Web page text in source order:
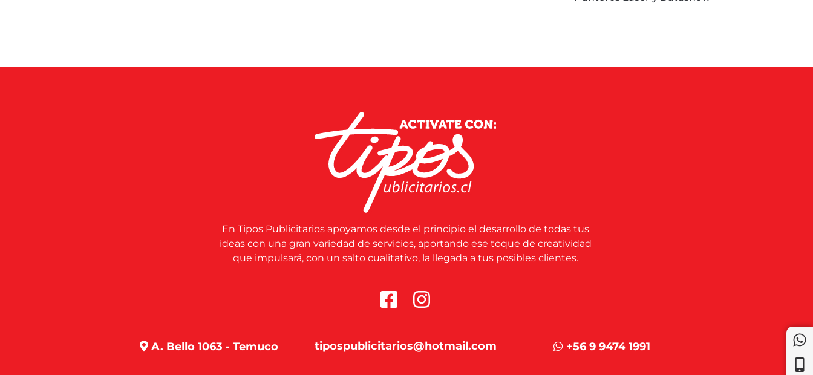
En Tipos Publicitarios apoyamos desde el principio el desarrollo de todas tus
ideas con una gran variedad de servicios, aportando ese toque de creatividad
que impulsará, con un salto cualitativo, la llegada a tus posibles clientes.
A. Bello 1063 - Temuco tipospublicitarios@hotmail.com +56 9 9474 1991